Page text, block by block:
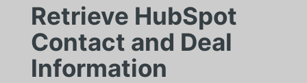
Retrieve HubSpot
Contact and Deal
Information